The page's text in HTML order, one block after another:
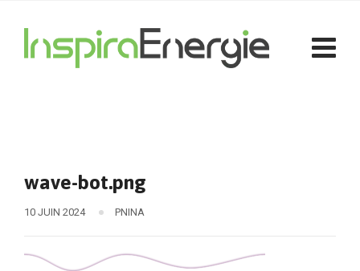
wave-bot.png
10 JUIN 2024 PNINA